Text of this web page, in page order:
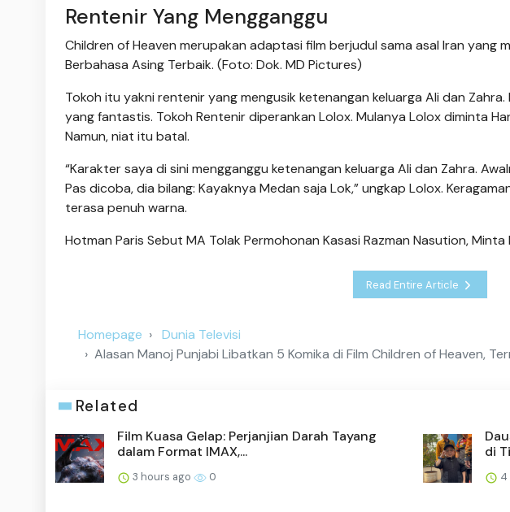
Rentenir Yang Mengganggu
Children of Heaven merupakan adaptasi film berjudul sama asal Iran yang
Berbahasa Asing Terbaik. (Foto: Dok. MD Pictures)
Tokoh itu yakni rentenir yang mengusik ketenangan keluarga Ali dan
yang fantastis. Tokoh Rentenir diperankan Lolox. Mulanya Lolox diminta
Namun, niat itu batal.
“Karakter saya di sini mengganggu ketenangan keluarga Ali dan Zahra.
Pas dicoba, dia bilang: Kayaknya Medan saja Lok,” ungkap Lolox.
terasa penuh warna.
Hotman Paris Sebut MA Tolak Permohonan Kasasi Razman Nasution, Minta
Read Entire Article
Homepage
Dunia Televisi
Alasan Manoj Punjabi Libatkan 5 Komika di Film Children of Heaven,
Related
Film Kuasa Gelap: Perjanjian Darah Tayang
dalam Format IMAX,...
3 hours ago 0
di
4